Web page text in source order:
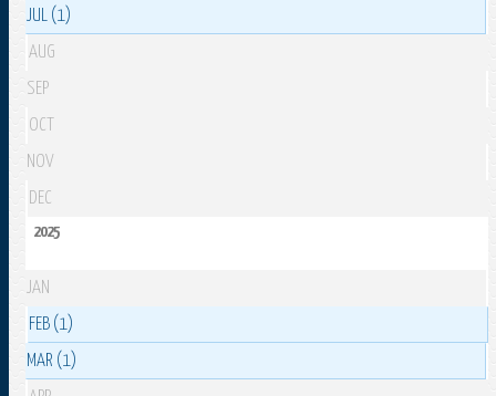
JUL (1)
AUG
SEP
OCT
NOV
DEC
2025
JAN
FEB (1)
MAR (1)